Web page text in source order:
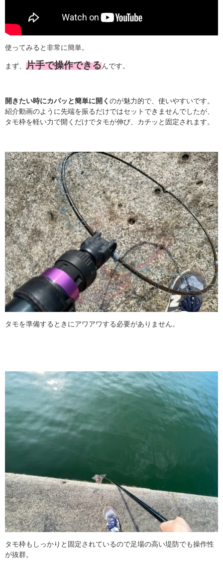
使ってみると非常に簡単。
まず、 片手で操作できるんです。
開きたい時にカパッと簡単に開く のが魅力的で、使いやすいです。
紹介動画のように先端を振るだけではセットできませんでしたが、
タモ枠を軽い力で開くだけでタモが伸び、カチッと固定されます。
タモを準備するときにアワアワする必要がありません。
タモ枠もしっかりと固定されているので足場の高い堤防でも操作性
が抜群。